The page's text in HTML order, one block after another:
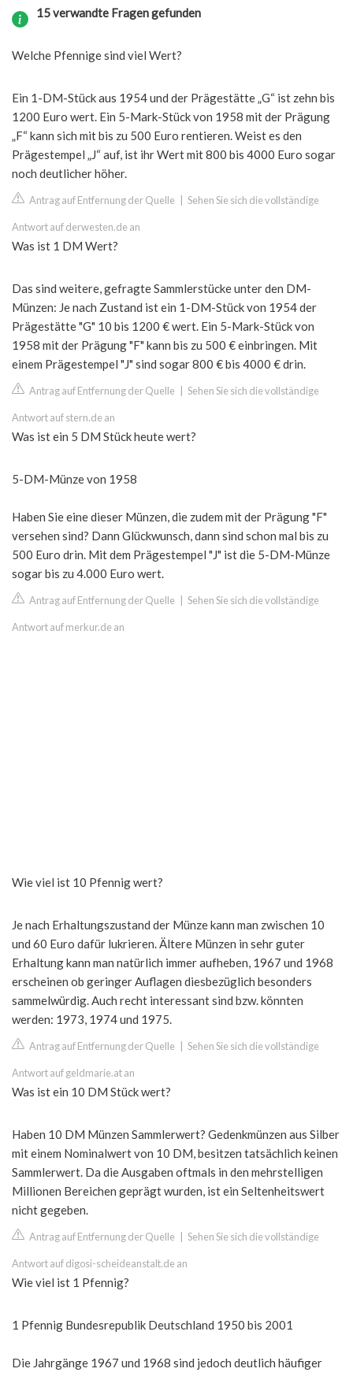
15 verwandte Fragen gefunden
Welche Pfennige sind viel Wert?
Ein 1-DM-Stück aus 1954 und der Prägestätte „G“ ist zehn bis
1200 Euro wert. Ein 5-Mark-Stück von 1958 mit der Prägung
„F“ kann sich mit bis zu 500 Euro rentieren. Weist es den
Prägestempel „J“ auf, ist ihr Wert mit 800 bis 4000 Euro sogar
noch deutlicher höher.
Antrag auf Entfernung der Quelle Sehen Sie sich die vollständige
Antwort auf derwesten.de an
Was ist 1 DM Wert?
Das sind weitere, gefragte Sammlerstücke unter den DM-
Münzen: Je nach Zustand ist ein 1-DM-Stück von 1954 der
Prägestätte "G" 10 bis 1200 € wert. Ein 5-Mark-Stück von
1958 mit der Prägung "F" kann bis zu 500 € einbringen. Mit
einem Prägestempel "J" sind sogar 800 € bis 4000 € drin.
Antrag auf Entfernung der Quelle Sehen Sie sich die vollständige
Antwort auf stern.de an
Was ist ein 5 DM Stück heute wert?
5-DM-Münze von 1958
Haben Sie eine dieser Münzen, die zudem mit der Prägung "F"
versehen sind? Dann Glückwunsch, dann sind schon mal bis zu
500 Euro drin. Mit dem Prägestempel "J" ist die 5-DM-Münze
sogar bis zu 4.000 Euro wert.
Antrag auf Entfernung der Quelle Sehen Sie sich die vollständige
Antwort auf merkur.de an
Wie viel ist 10 Pfennig wert?
Je nach Erhaltungszustand der Münze kann man zwischen 10
und 60 Euro dafür lukrieren. Ältere Münzen in sehr guter
Erhaltung kann man natürlich immer aufheben, 1967 und 1968
erscheinen ob geringer Auflagen diesbezüglich besonders
sammelwürdig. Auch recht interessant sind bzw. könnten
werden: 1973, 1974 und 1975.
Antrag auf Entfernung der Quelle Sehen Sie sich die vollständige
Antwort auf geldmarie.at an
Was ist ein 10 DM Stück wert?
Haben 10 DM Münzen Sammlerwert? Gedenkmünzen aus Silber
mit einem Nominalwert von 10 DM, besitzen tatsächlich keinen
Sammlerwert. Da die Ausgaben oftmals in den mehrstelligen
Millionen Bereichen geprägt wurden, ist ein Seltenheitswert
nicht gegeben.
Antrag auf Entfernung der Quelle Sehen Sie sich die vollständige
Antwort auf digosi-scheideanstalt.de an
Wie viel ist 1 Pfennig?
1 Pfennig Bundesrepublik Deutschland 1950 bis 2001
Die Jahrgänge 1967 und 1968 sind jedoch deutlich häufiger